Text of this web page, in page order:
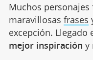
Muchos
maravillosas frases
excepción. Llegado
mejor inspiración y